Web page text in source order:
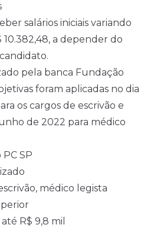
salários iniciais variando
10.382,48, a depender do
pela banca Fundação
foram aplicadas no dia
os cargos de escrivão e
de 2022 para médico
SP
médico legista
R$ 9,8 mil